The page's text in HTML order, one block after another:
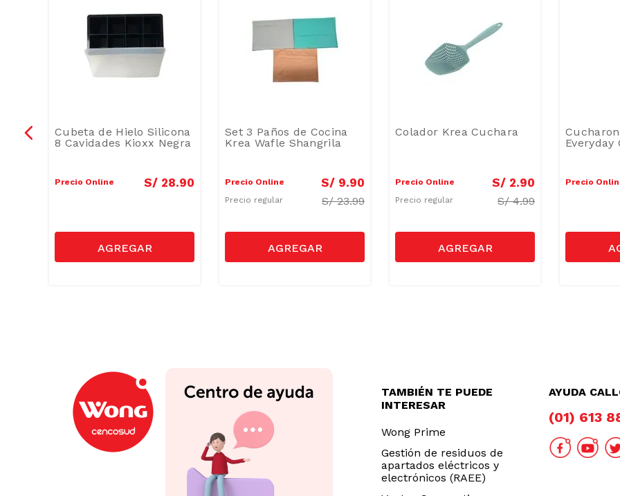
Cubeta de Hielo Silicona
8 Cavidades Kioxx Negra
Precio Online S/ 28.90
Set 3 Paños de Cocina
Krea Wafle Shangrila
Precio Online S/ 9.90
Precio regular S/23.99
Colador Krea Cuchara
Precio Online S/ 2.90
Precio regular S/4.99
Everyday
Precio
TAMBIÉN TE PUEDE
INTERESAR
Wong Prime
Gestión de residuos de
apartados eléctricos y
electrónicos (RAEE)
AYUDA
(01) 613